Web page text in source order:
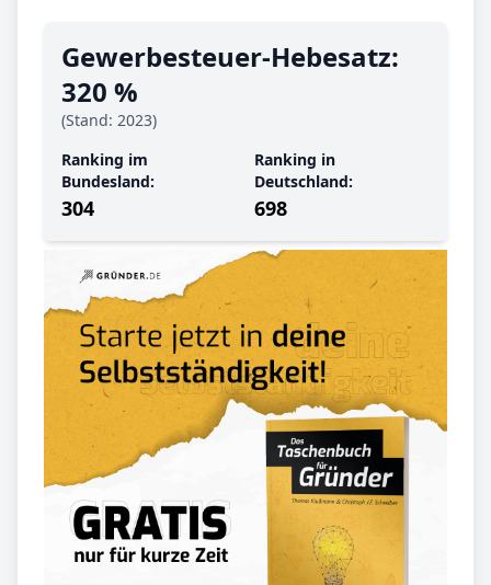
Gewerbe­steuer-Hebe­satz:
320 %
(Stand: 2023)
Ranking im
Bundesland:
304
Ranking in
Deutschland:
698